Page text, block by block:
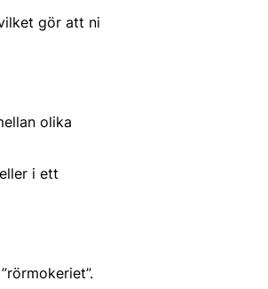
gör att ni
olika
i ett